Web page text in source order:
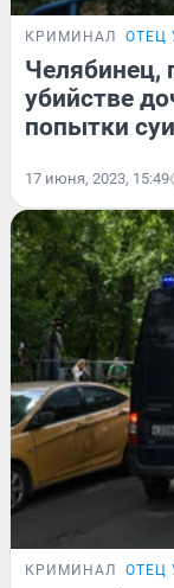
КРИМИНАЛ ОТЕЦ
Челябинец,
убийстве
попытки
17 июня, 2023, 15:49
КРИМИНАЛ ОТЕЦ